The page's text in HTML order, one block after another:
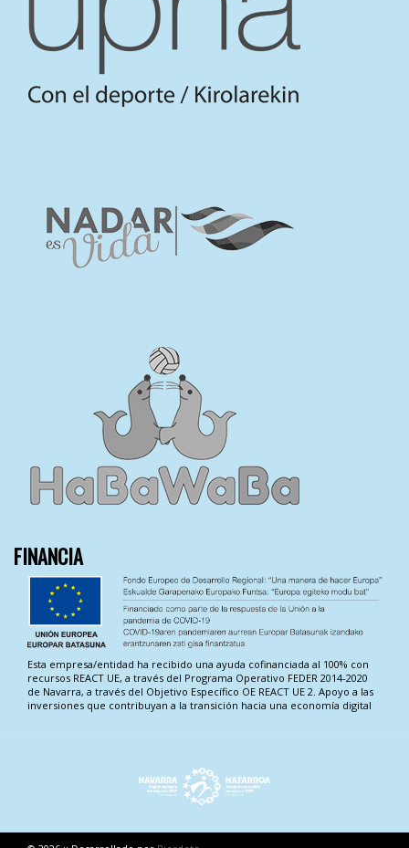
FINANCIA
Esta empresa/entidad ha recibido una ayuda cofinanciada al 100% con
recursos REACT UE, a través del Programa Operativo FEDER 2014-2020
de Navarra, a través del Objetivo Específico OE REACT UE 2. Apoyo a las
inversiones que contribuyan a la transición hacia una economía digital